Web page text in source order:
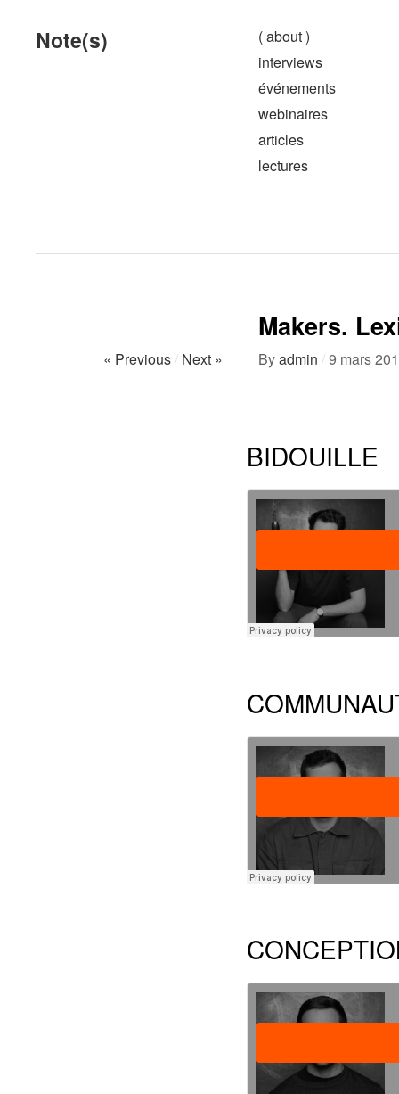
Note(s)
( about )
interviews
événements
webinaires
articles
lectures
Makers.
« Previous/ Next » Byadmin /9 mars
BIDOUILLE